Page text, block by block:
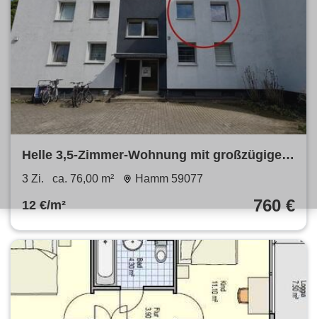
Helle 3,5-Zimmer-Wohnung mit großzügigem
Wohnbereich und Balkon!
3 Zi. ca. 76,00 m² Hamm 59077
12 €/m² 760 €